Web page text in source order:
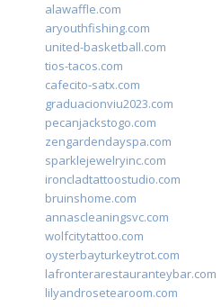
alawaffle.com
aryouthfishing.com
united-basketball.com
tios-tacos.com
cafecito-satx.com
graduacionviu2023.com
pecanjackstogo.com
zengardendayspa.com
sparklejewelryinc.com
ironcladtattoostudio.com
bruinshome.com
annascleaningsvc.com
wolfcitytattoo.com
oysterbayturkeytrot.com
lafronterarestauranteybar.com
lilyandrosetearoom.com